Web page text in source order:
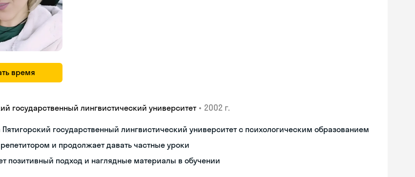
время
государственный лингвистический университет • 2002 г.
Пятигорский государственный лингвистический университет с психологическим образованием
репетитором и продолжает давать частные уроки
позитивный подход и наглядные материалы в обучении